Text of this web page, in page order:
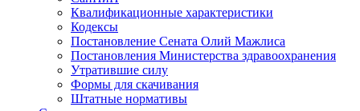
Квалификационные характеристики
Кодексы
Постановление Сената Олий Мажлиса
Постановления Министерства здравоохранения
Утратившие силу
Формы для скачивания
Штатные нормативы